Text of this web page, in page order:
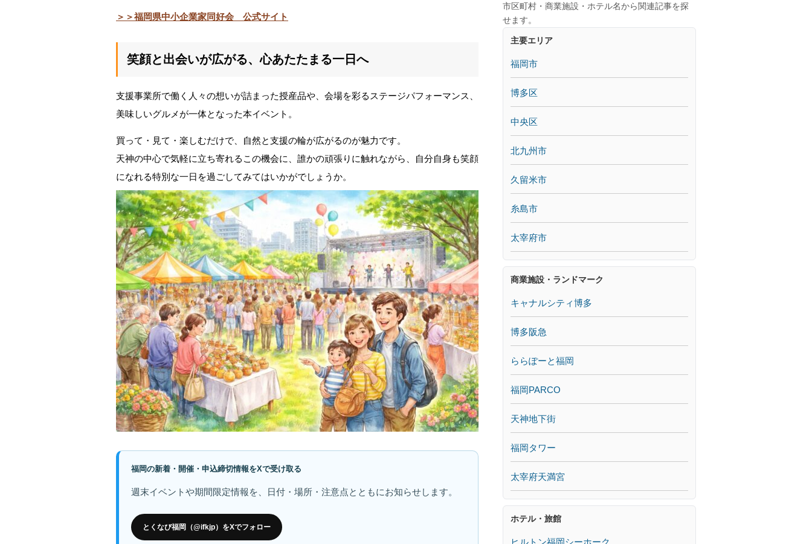
＞＞福岡県中小企業家同好会 公式サイト
笑顔と出会いが広がる、心あたたまる一日へ
支援事業所で働く人々の想いが詰まった授産品や、会場を彩るステージパフォーマンス、
美味しいグルメが一体となった本イベント。
買って・見て・楽しむだけで、自然と支援の輪が広がるのが魅力です。
天神の中心で気軽に立ち寄れるこの機会に、誰かの頑張りに触れながら、自分自身も笑顔
になれる特別な一日を過ごしてみてはいかがでしょうか。
福岡の新着・開催・申込締切情報をXで受け取る
週末イベントや期間限定情報を、日付・場所・注意点とともにお知らせします。
とくなび福岡（@ifkjp）をXでフォロー
市区町村・商業施設・ホテル名から関連記事を探
せます。
主要エリア
福岡市
博多区
中央区
北九州市
久留米市
糸島市
太宰府市
商業施設・ランドマーク
キャナルシティ博多
博多阪急
ららぽーと福岡
福岡PARCO
天神地下街
福岡タワー
太宰府天満宮
ホテル・旅館
ヒルトン福岡シーホーク